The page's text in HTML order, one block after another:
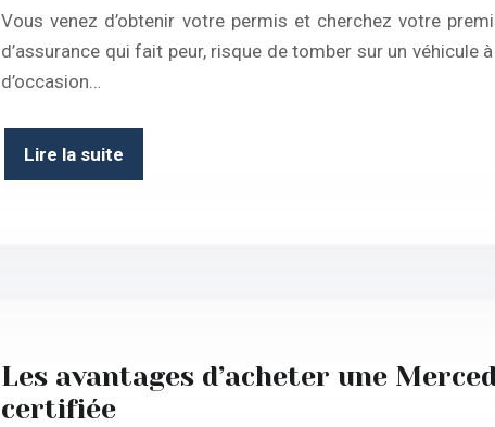
Vous venez d’obtenir votre permis et cherchez votre
d’assurance qui fait peur, risque de tomber sur un véhicule
d’occasion…
Lire la suite
Les avantages d’acheter une
certifiée